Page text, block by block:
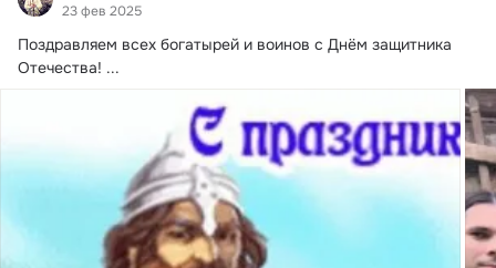
23 фев 2025
Поздравляем всех богатырей и воинов с Днём защитника
Отечества! ...